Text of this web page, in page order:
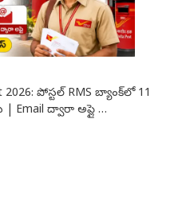
2026: పోస్టల్ RMS బ్యాంక్‌లో 11
| Email ద్వారా అప్లై …